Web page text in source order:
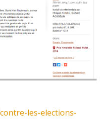
les-elections-